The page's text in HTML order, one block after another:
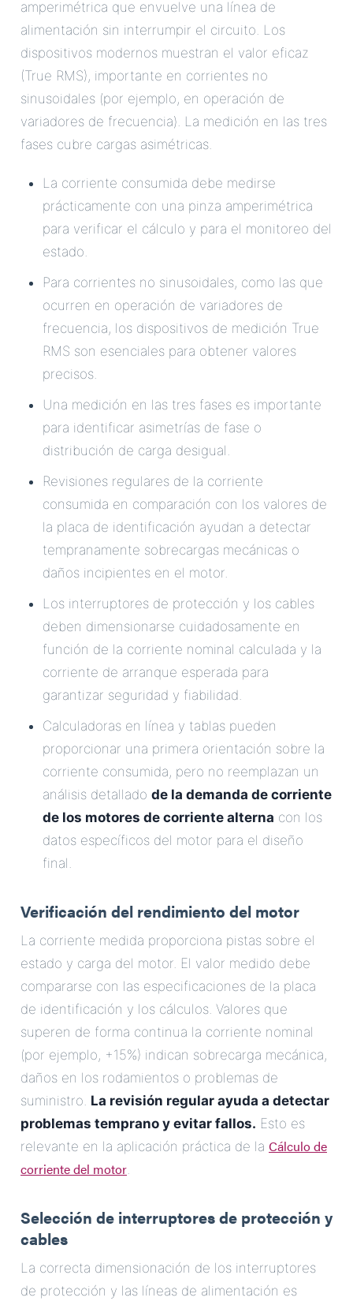
amperimétrica que envuelve una línea de
alimentación sin interrumpir el circuito. Los
dispositivos modernos muestran el valor eficaz
(True RMS), importante en corrientes no
sinusoidales (por ejemplo, en operación de
variadores de frecuencia). La medición en las tres
fases cubre cargas asimétricas.
La corriente consumida debe medirse
prácticamente con una pinza amperimétrica
para verificar el cálculo y para el monitoreo del
estado.
Para corrientes no sinusoidales, como las que
ocurren en operación de variadores de
frecuencia, los dispositivos de medición True
RMS son esenciales para obtener valores
precisos.
Una medición en las tres fases es importante
para identificar asimetrías de fase o
distribución de carga desigual.
Revisiones regulares de la corriente
consumida en comparación con los valores de
la placa de identificación ayudan a detectar
tempranamente sobrecargas mecánicas o
daños incipientes en el motor.
Los interruptores de protección y los cables
deben dimensionarse cuidadosamente en
función de la corriente nominal calculada y la
corriente de arranque esperada para
garantizar seguridad y fiabilidad.
Calculadoras en línea y tablas pueden
proporcionar una primera orientación sobre la
corriente consumida, pero no reemplazan un
análisis detallado de la demanda de corriente
de los motores de corriente alterna con los
datos específicos del motor para el diseño
final.
Verificación del rendimiento del motor
La corriente medida proporciona pistas sobre el
estado y carga del motor. El valor medido debe
compararse con las especificaciones de la placa
de identificación y los cálculos. Valores que
superen de forma continua la corriente nominal
(por ejemplo, +15%) indican sobrecarga mecánica,
daños en los rodamientos o problemas de
suministro. La revisión regular ayuda a detectar
problemas temprano y evitar fallos. Esto es
relevante en la aplicación práctica de la Cálculo de
corriente del motor.
Selección de interruptores de protección y
cables
La correcta dimensionación de los interruptores
de protección y las líneas de alimentación es